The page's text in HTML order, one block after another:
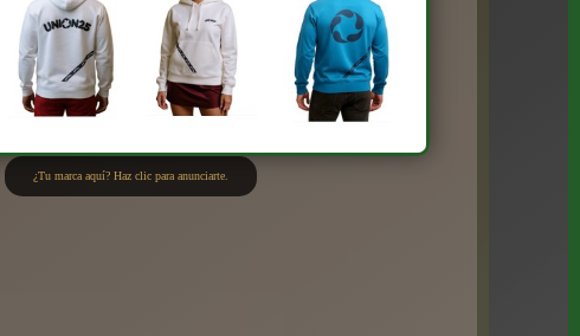
¿Tu marca aquí? Haz clic para anunciarte.